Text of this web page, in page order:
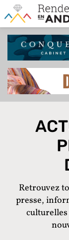
Retrouvez
presse,